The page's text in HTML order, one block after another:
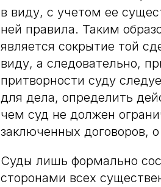
в виду, с учетом ее
ней правила. Таким
является сокрытие той
виду, а следовательно,
притворности суду
для дела, определить
чем суд не должен
заключенных договоров,
Суды лишь формально
сторонами всех